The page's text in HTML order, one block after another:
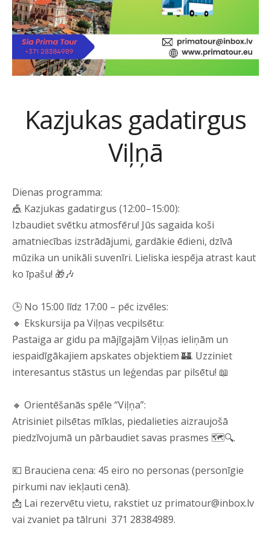
Kazjukas gadatirgus
Viļņā
Dienas programma:
🎪 Kazjukas gadatirgus (12:00–15:00):
Izbaudiet svētku atmosfēru! Jūs sagaida koši
amatniecības izstrādājumi, gardākie ēdieni, dzīvā
mūzika un unikāli suvenīri. Lieliska iespēja atrast kaut
ko īpašu! 🎁🎶
🕒 No 15:00 līdz 17:00 – pēc izvēles:
🔸 Ekskursija pa Viļņas vecpilsētu:
Pastaiga ar gidu pa mājīgajām Viļņas ieliņām un
iespaidīgākajiem apskates objektiem 🏰. Uzziniet
interesantus stāstus un leģendas par pilsētu! 📖
🔸 Orientēšanās spēle “Viļņa”:
Atrisiniet pilsētas mīklas, piedalieties aizraujošā
piedzīvojumā un pārbaudiet savas prasmes 🗺️🔍.
💶 Brauciena cena: 45 eiro no personas (personīgie
pirkumi nav iekļauti cenā).
📩 Lai rezervētu vietu, rakstiet uz primatour@inbox.lv
vai zvaniet pa tālruni 371 28384989.